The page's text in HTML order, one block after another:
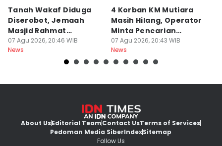
Tanah Wakaf Diduga
Diserobot, Jemaah
Masjid Rahmat
Surabaya Protes
07 Agu 2026, 20:46 WIB
News
4 Korban KM Mutiara
Masih Hilang, Operator
Minta Pencarian
Dilanjut
07 Agu 2026, 20:43 WIB
News
About UsEditorial TeamContact UsTerms of Services
Pedoman Media SiberIndexSitemap
Follow Us